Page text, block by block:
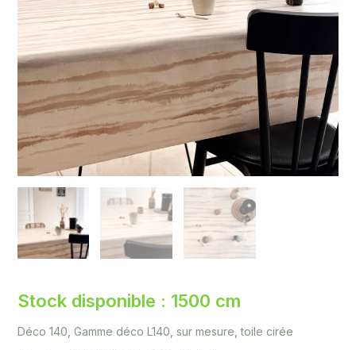
Stock disponible : 1500 cm
Déco 140 Gamme déco L140 sur mesure ,toile cirée